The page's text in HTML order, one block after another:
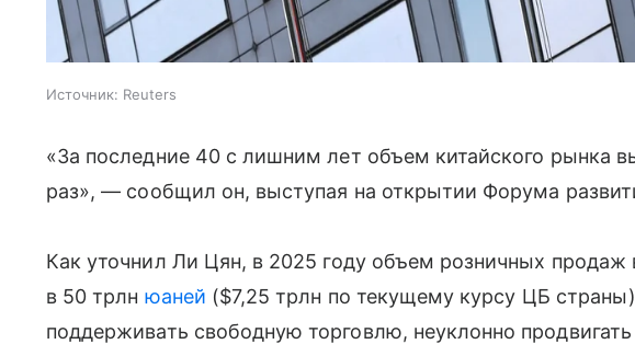
Источник: Reuters
«За последние 40 с лишним лет объем китайского рынка
раз», — сообщил он, выступая на открытии Форума
Как уточнил Ли Цян, в 2025 году объем розничных
в 50 трлн юаней ($7,25 трлн по текущему курсу ЦБ
поддерживать свободную торговлю, неуклонно